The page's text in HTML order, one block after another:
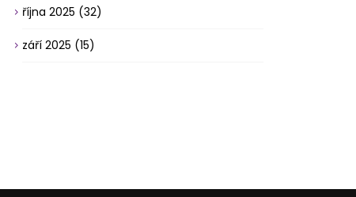
října 2025 (32)
září 2025 (15)